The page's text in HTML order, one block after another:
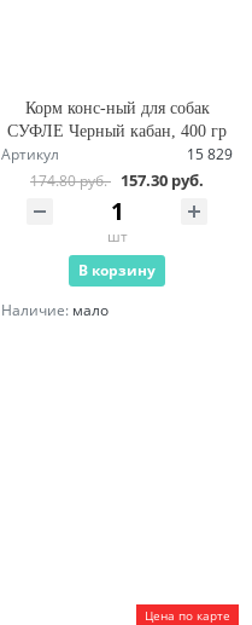
Корм конс-ный для собак
СУФЛЕ Черный кабан, 400 гр
Артикул
15 829
174.80 руб. 157.30 руб.
шт
В корзину
Наличие: мало
Цена по карте